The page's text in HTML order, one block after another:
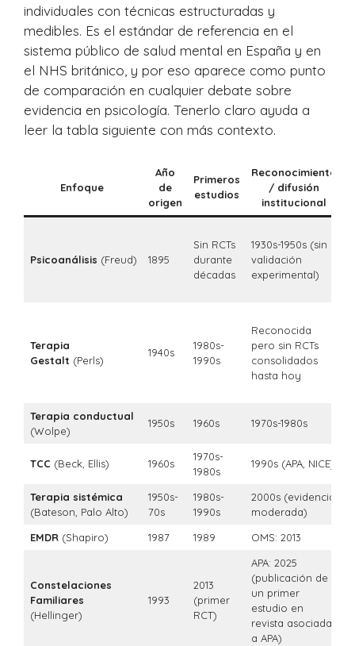
individuales con técnicas estructuradas y
medibles. Es el estándar de referencia en el
sistema público de salud mental en España y en
el NHS británico, y por eso aparece como punto
de comparación en cualquier debate sobre
evidencia en psicología. Tenerlo claro ayuda a
leer la tabla siguiente con más contexto.
Enfoque
Año
de
origen
Primeros
estudios
Reconocimiento
/ difusión
institucional
Psicoanálisis (Freud) 1895
Sin RCTs
durante
décadas
1930s-1950s (sin
validación
experimental)
Terapia
Gestalt (Perls)
1940s
1980s-
1990s
Reconocida
pero sin RCTs
consolidados
hasta hoy
Terapia conductual
(Wolpe)
1950s 1960s 1970s-1980s
TCC (Beck, Ellis) 1960s
1970s-
1980s
1990s (APA, NICE)
Terapia sistémica
(Bateson, Palo Alto)
1950s-
70s
1980s-
1990s
2000s (evidencia
moderada)
EMDR(Shapiro) 1987 1989 OMS: 2013
Constelaciones
Familiares
(Hellinger)
1993
2013
(primer
RCT)
APA: 2025
(publicación de
un primer
estudio en
revista asociada
a APA)
Artículo añadido al carrito.
0 artículos -0,00 Finalizar Compra